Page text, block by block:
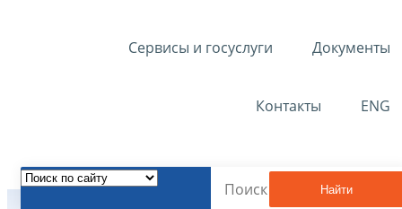
Сервисы и госуслуги Документы
Контакты ENG
Найти